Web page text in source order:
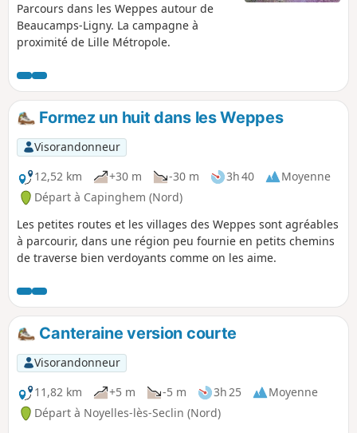
Parcours dans les Weppes autour de
Beaucamps-Ligny. La campagne à
proximité de Lille Métropole.
Formez un huit dans les Weppes
Visorandonneur
12,52 km
+30 m -30 m 3h 40
Moyenne
Départ à Capinghem (Nord)
Les petites routes et les villages des Weppes sont agréables
à parcourir, dans une région peu fournie en petits chemins
de traverse bien verdoyants comme on les aime.
Canteraine version courte
Visorandonneur
11,82 km
+5 m -5 m 3h 25
Moyenne
Départ à Noyelles-lès-Seclin (Nord)